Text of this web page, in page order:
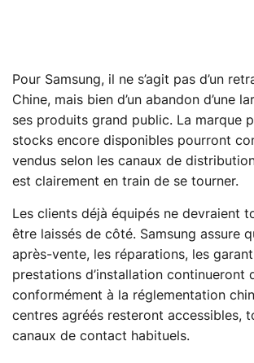
Pour Samsung, il ne s’agit pas d’un
Chine, mais bien d’un abandon d’une
ses produits grand public. La marque
stocks encore disponibles pourront
vendus selon les canaux de
est clairement en train de se tourner.
Les clients déjà équipés ne devraient
être laissés de côté. Samsung assure
après-vente, les réparations, les
prestations d’installation continueront
conformément à la réglementation
centres agréés resteront accessibles,
canaux de contact habituels.